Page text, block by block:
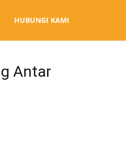
HUBUNGI KAMI
Antar